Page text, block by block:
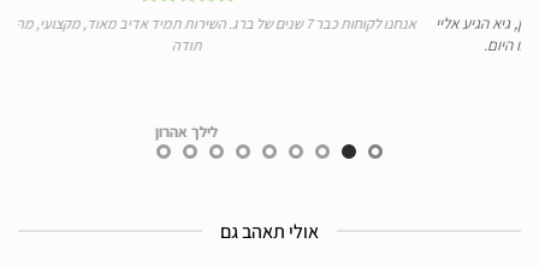
הגיע אליי
אנחנו לקוחות כבר 7 שנים של ברג. השירות תמיד אדיב מאוד, מקצועי, מהיר
תודה
לילך אהרון
אולי תאהב גם